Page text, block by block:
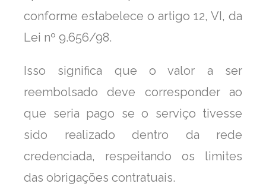
conforme estabelece o artigo 12, VI, da
Lei nº 9.656/98.
Isso significa que o valor a ser
reembolsado deve corresponder ao
que seria pago se o serviço tivesse
sido realizado dentro da rede
credenciada, respeitando os limites
das obrigações contratuais.